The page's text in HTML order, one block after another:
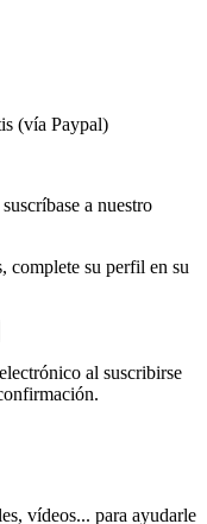
(vía Paypal)
a nuestro
complete su perfil en su
al suscribirse
vídeos... para ayudarle